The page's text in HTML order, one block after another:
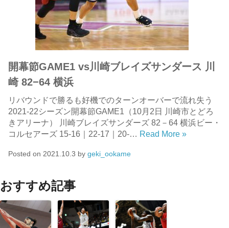
開幕節GAME1 vs川崎ブレイズサンダース 川
崎 82−64 横浜
リバウンドで勝るも好機でのターンオーバーで流れ失う
2021-22シーズン開幕節GAME1（10月2日 川崎市とどろ
きアリーナ） 川崎ブレイズサンダーズ 82－64 横浜ビー・
コルセアーズ 15-16｜22-17｜20-… Read More »
Posted on 2021.10.3 by geki_ookame
おすすめ記事